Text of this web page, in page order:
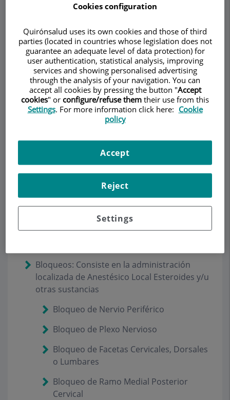
UNIDAD DEL DOLOR
DescripciónServiciosContactoHorario
Pedir cita
Tratamiento
Intervencionista
Técnicas de Bloqueo o Infiltración (QF CMA)
Técnicas de Neuromodulación (QF Central)
Epiduroscopia (QF Central)
Bloqueos: Consiste en la administración
localizada de Anestésico Local Esteroides y/u
otras sustancias
Bloqueo de Nervio Periférico
Bloqueo de Plexo Nervioso
Bloqueo de Facetas Cervicales, Dorsales
o Lumbares
Bloqueo de Ramo Medial Posterior
Cervical
Cookies configuration
Quirónsalud uses its own cookies and those of third
parties (located in countries whose legislation does not
guarantee an adequate level of data protection) for
user authentication, statistical analysis, improving
services and showing personalised advertising
through the analysis of your navigation. You can
accept all cookies by pressing the button "Accept
cookies" or configure/refuse them their use from this
Settings. For more information click here: Cookie
policy
Settings
Reject
Accept